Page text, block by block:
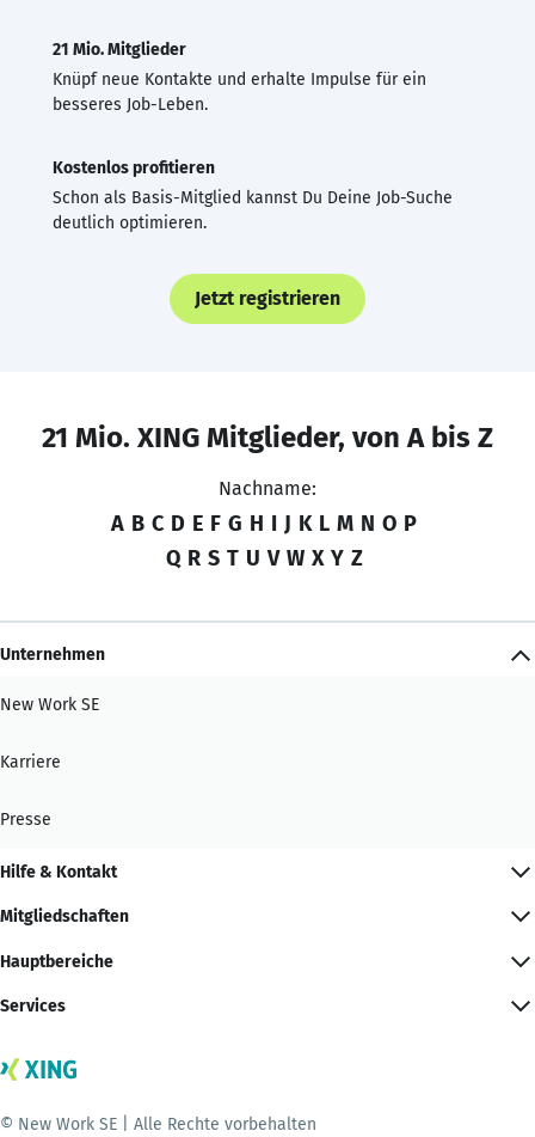
21 Mio. Mitglieder
Knüpf neue Kontakte und erhalte Impulse für ein
besseres Job-Leben.
Kostenlos profitieren
Schon als Basis-Mitglied kannst Du Deine Job-Suche
deutlich optimieren.
Jetzt registrieren
21 Mio. XING Mitglieder, von A bis Z
Nachname:
A B C D E F G H I J K L M N O P
Q R S T U V W X Y Z
Unternehmen
New Work SE
Karriere
Presse
Hilfe & Kontakt
Mitgliedschaften
Hauptbereiche
Services
© New Work SE | Alle Rechte vorbehalten